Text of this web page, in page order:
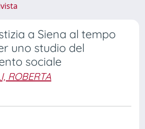
a Siena al tempo
uno studio del
sociale
ROBERTA